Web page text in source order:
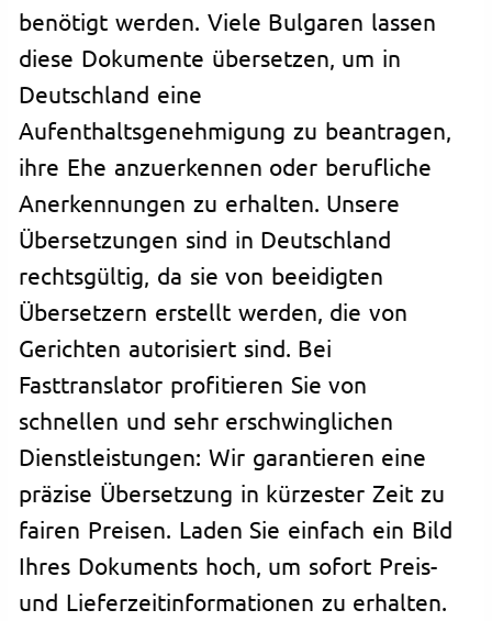
benötigt werden. Viele Bulgaren lassen
diese Dokumente übersetzen, um in
Deutschland eine
Aufenthaltsgenehmigung zu beantragen,
ihre Ehe anzuerkennen oder berufliche
Anerkennungen zu erhalten. Unsere
Übersetzungen sind in Deutschland
rechtsgültig, da sie von beeidigten
Übersetzern erstellt werden, die von
Gerichten autorisiert sind. Bei
Fasttranslator profitieren Sie von
schnellen und sehr erschwinglichen
Dienstleistungen: Wir garantieren eine
präzise Übersetzung in kürzester Zeit zu
fairen Preisen. Laden Sie einfach ein Bild
Ihres Dokuments hoch, um sofort Preis-
und Lieferzeitinformationen zu erhalten.